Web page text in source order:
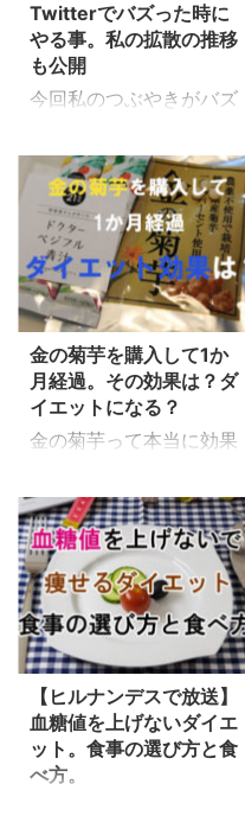
Twitterでバズった時に
やる事。私の拡散の推移
も公開
今回私のつぶやきがバズ
たわけでもなく、息子の
些細な一言にクスっとき
たので それをつぶやいた
結果が驚きの反響があり
ました。 そのつぶやき
がどんどん拡散され、数
日後には 150万インプレ
ッション 22000いいね
5300RT と、まさにバズ
った！という状態になり
ました。 そんな時に何
ロワーになってもらうに
は？ ブログを見に来ても
らうには？ 考えた結
果、やったことは二つ。
プロフィールをバズった
つぶやきに寄せる 宣伝ツ
イ ...
金の菊芋を購入して1か
月経過。その効果は？ダ
イエットになる？
金の菊芋って本当に効果
私は実際に購入し、効果
があるか試しています。
糖の吸収を抑制し 血糖値
の上昇を抑える ダイエッ
ト効果がある 飲むだけ
でこんな効果があるとし
たら夢のようなサプリで
す。 そんな絶大な効果は
なくとも、天然のインス
リンと呼ばれるイヌリン
を多く含んだ金の菊芋。
【ヒルナンデスで放送】
血糖値を上げないダイエ
ット。食事の選び方と食
べ方。